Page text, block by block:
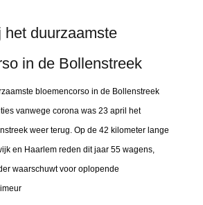
het duurzaamste
in de Bollenstreek
bloemencorso in de Bollenstreek
vanwege corona was 23 april het
weer terug. Op de 42 kilometer lange
en Haarlem reden dit jaar 55 wagens,
waarschuwt voor oplopende